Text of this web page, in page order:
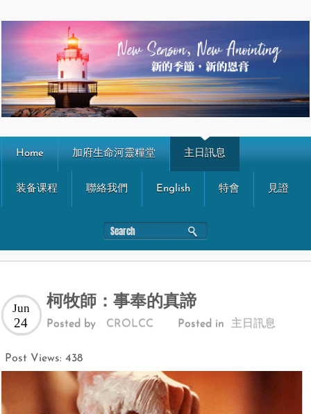
Home 加府生命河靈糧堂 主日訊息
装备课程 聯絡我們 English 特會 見證
柯牧師：事奉的真諦
Jun
24 Posted by CROLCC Posted in 主日訊息
Post Views: 438